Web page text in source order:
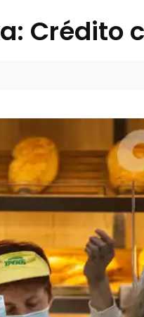
Crédito